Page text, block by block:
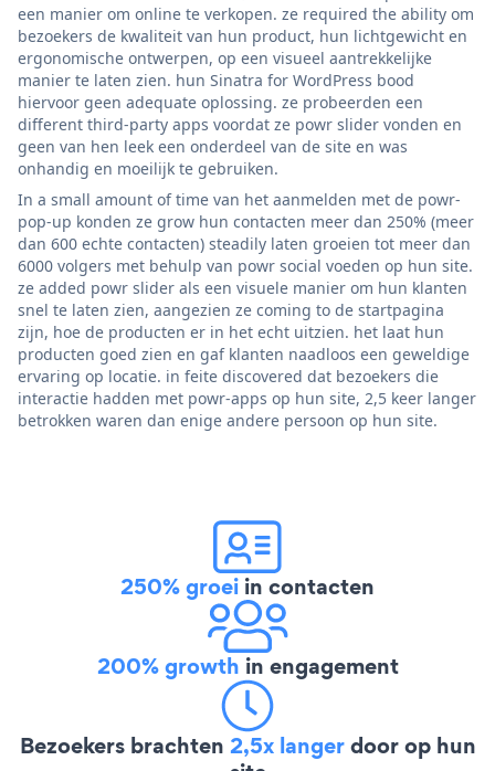
een manier om online te verkopen. ze required the ability om
bezoekers de kwaliteit van hun product, hun lichtgewicht en
ergonomische ontwerpen, op een visueel aantrekkelijke
manier te laten zien. hun Sinatra for WordPress bood
hiervoor geen adequate oplossing. ze probeerden een
different third-party apps voordat ze powr slider vonden en
geen van hen leek een onderdeel van de site en was
onhandig en moeilijk te gebruiken.
In a small amount of time van het aanmelden met de powr-
pop-up konden ze grow hun contacten meer dan 250% (meer
dan 600 echte contacten) steadily laten groeien tot meer dan
6000 volgers met behulp van powr social voeden op hun site.
ze added powr slider als een visuele manier om hun klanten
snel te laten zien, aangezien ze coming to de startpagina
zijn, hoe de producten er in het echt uitzien. het laat hun
producten goed zien en gaf klanten naadloos een geweldige
ervaring op locatie. in feite discovered dat bezoekers die
interactie hadden met powr-apps op hun site, 2,5 keer langer
betrokken waren dan enige andere persoon op hun site.
250% groei in contacten
200% growth in engagement
Bezoekers brachten 2,5x langerdoor op hun